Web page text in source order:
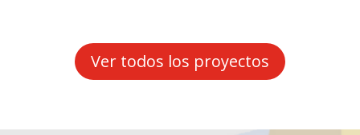
Ver todos los proyectos